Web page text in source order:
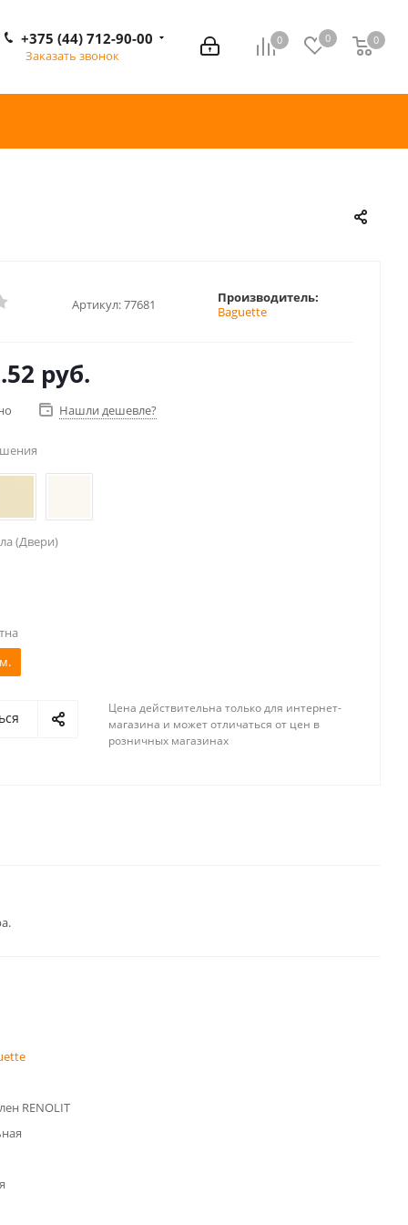
0 0 0
0
+375 (44) 712-90-00
Заказать звонок
Артикул:77681
Производитель:
Baguette
руб.
Нашли дешевле?
(Двери)
Цена действительна только для интернет-
магазина и может отличаться от цен в
розничных магазинах
RENOLIT